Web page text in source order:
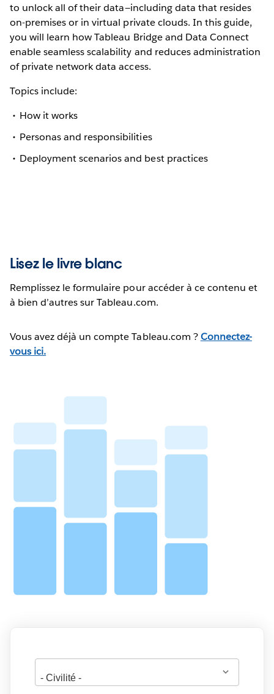
to unlock all of their data—including data that resides
on-premises or in virtual private clouds. In this guide,
you will learn how Tableau Bridge and Data Connect
enable seamless scalability and reduces administration
of private network data access.
Topics include:
How it works
Personas and responsibilities
Deployment scenarios and best practices
Lisez le livre blanc
Remplissez le formulaire pour accéder à ce contenu et
à bien d’autres sur Tableau.com.
Vous avez déjà un compte Tableau.com ?Connectez-
vous ici.